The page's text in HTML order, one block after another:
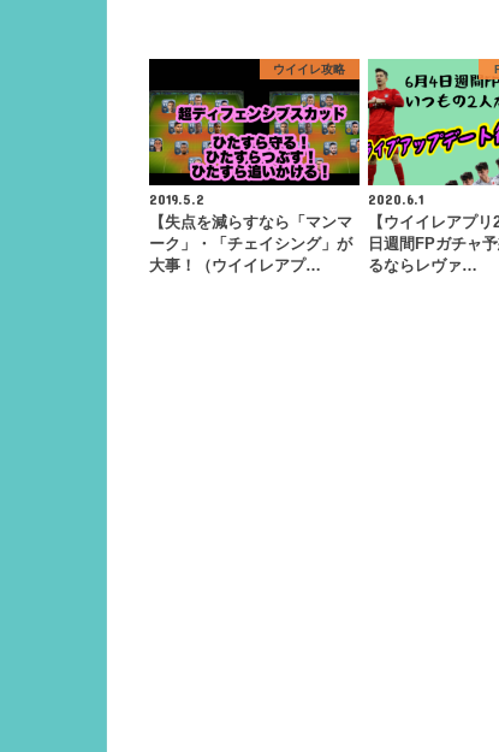
ウイイレ攻略
2019.5.2
【失点を減らすなら「マンマ
ーク」・「チェイシング」が
大事！（ウイイレアプ…
2020.6.1
【ウイイレアプ
日週間FPガチャ
るならレヴァ…